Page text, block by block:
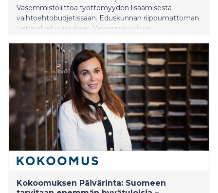
Vasemmistoliittoa työttömyyden lisäämisestä
vaihtoehtobudjetissaan. Eduskunnan riippumattoman
tietopalvelun mukaan Vasemmistoliiton
henkilöllä suhteessa hallituksen vaihtoehtoon.
Kokoomuksen Päivärinta: Suomeen